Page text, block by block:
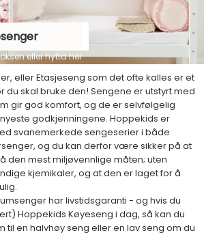
eller hytta her
eller Etasjeseng som det ofte kalles er et
du skal bruke den! Sengene er utstyrt med
gir god komfort, og de er selvfølgelig
godkjenningene. Hoppekids er
svanemerkede sengeserier i både
og du kan derfor være sikker på at
den mest miljøvennlige måten; uten
kjemikaler, og at den er laget for å
har livstidsgaranti - og hvis du
Hoppekids Køyeseng i dag, så kan du
til en halvhøy seng eller en lav seng om du